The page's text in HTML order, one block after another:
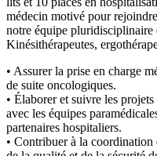
médecin motivé pour rejoindre
notre équipe
Kinésithérapeutes,
• Assurer la prise en charge
de suite oncologiques.
• Élaborer et suivre les
avec les équipes
partenaires hospitaliers.
• Contribuer à la coordination